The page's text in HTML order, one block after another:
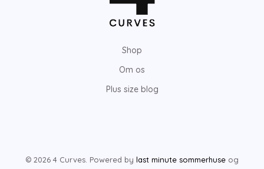
Shop
Om os
Plus size blog
© 2026 4 Curves. Powered by last minute sommerhuse og